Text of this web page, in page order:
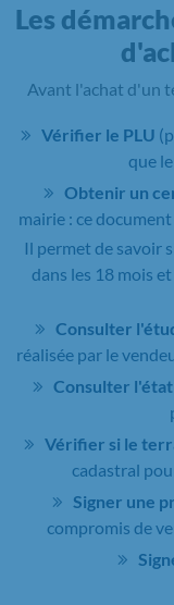
Les
Avant l'achat d'un
Vérifier le PLU
que
Obtenir un
mairie : ce
Il permet de savoir
dans les 18 mois
Consulter
réalisée par le
Consulter
Vérifier si le
cadastral
Signer une
compromis de